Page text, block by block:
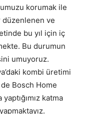
korumak ile
düzenlenen ve
bu yıl için iç
Bu durumun
umuyoruz.
kombi üretimi
Bosch Home
katma